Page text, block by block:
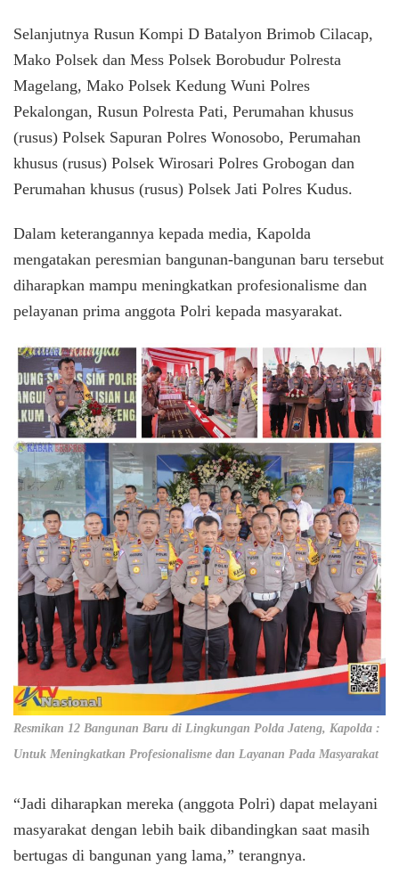
Selanjutnya Rusun Kompi D Batalyon Brimob Cilacap,
Mako Polsek dan Mess Polsek Borobudur Polresta
Magelang, Mako Polsek Kedung Wuni Polres
Pekalongan, Rusun Polresta Pati, Perumahan khusus
(rusus) Polsek Sapuran Polres Wonosobo, Perumahan
khusus (rusus) Polsek Wirosari Polres Grobogan dan
Perumahan khusus (rusus) Polsek Jati Polres Kudus.
Dalam keterangannya kepada media, Kapolda
mengatakan peresmian bangunan-bangunan baru tersebut
diharapkan mampu meningkatkan profesionalisme dan
pelayanan prima anggota Polri kepada masyarakat.
Resmikan 12 Bangunan Baru di Lingkungan Polda Jateng, Kapolda :
Untuk Meningkatkan Profesionalisme dan Layanan Pada Masyarakat
“Jadi diharapkan mereka (anggota Polri) dapat melayani
masyarakat dengan lebih baik dibandingkan saat masih
bertugas di bangunan yang lama,” terangnya.